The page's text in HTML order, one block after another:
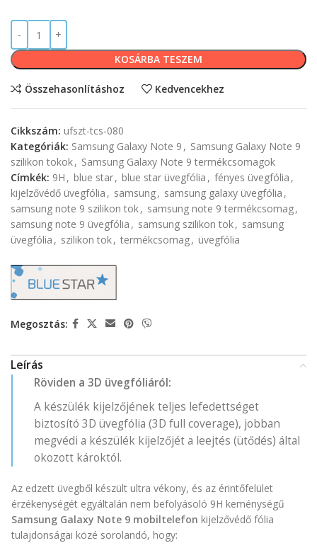
KOSÁRBA TESZEM
Összehasonlításhoz Kedvencekhez
Cikkszám: ufszt-tcs-080
Kategóriák: Samsung Galaxy Note 9 , Samsung Galaxy Note 9
szilikon tokok, Samsung Galaxy Note 9 termékcsomagok
Címkék: 9H , blue star, blue star üvegfólia , fényes üvegfólia ,
kijelzővédő üvegfólia , samsung, samsung galaxy üvegfólia ,
samsung note 9 szilikon tok, samsung note 9 termékcsomag,
samsung note 9 üvegfólia , samsung szilikon tok, samsung
üvegfólia , szilikon tok, termékcsomag, üvegfólia
Megosztás:
Leírás
Röviden a 3D üvegfóliáról:
A készülék kijelzőjének teljes lefedettséget
biztosító 3D üvegfólia (3D full coverage), jobban
megvédi a készülék kijelzőjét a leejtés (ütődés) által
okozott károktól.
Az edzett üvegből készült ultra vékony, és az érintőfelület
érzékenységét egyáltalán nem befolyásoló 9H keménységű
Samsung Galaxy Note 9 mobiltelefon kijelzővédő fólia
tulajdonságai közé sorolandó, hogy: